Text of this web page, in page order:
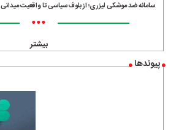
سامانه ضد موشکی لیزری؛ از بلوف سیاسی تا واقعیت میدانی
•••
بیشتر
پیوندها